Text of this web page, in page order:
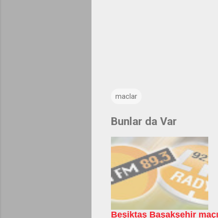
maclar
Bunlar da Var
Beşiktaş Başakşehir